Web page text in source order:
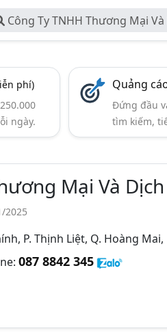
Công Ty TNHH Thương Mại
phí)
ngày.
Quảng
Đứng đầu
tìm kiếm,
Mại Và
2025
P. Thịnh Liệt, Q. Hoàng Mai,
087 8842 345